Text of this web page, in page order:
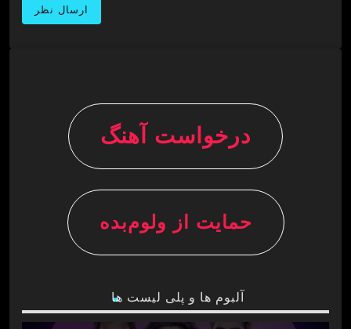
درخواست آهنگ
حمایت از ولوم‌بده
آلبوم ها و پلی لیست ها